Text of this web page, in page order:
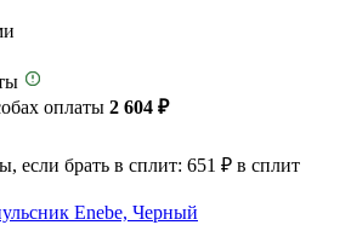
оплаты 2 604 ₽
если брать в сплит: 651 ₽ в сплит
Enebe, Черный